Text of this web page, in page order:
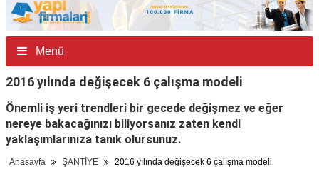
Menü
2016 yılında değişecek 6 çalışma modeli
Önemli iş yeri trendleri bir gecede değişmez ve eğer
nereye bakacağınızı biliyorsanız zaten kendi
yaklaşımlarınıza tanık olursunuz.
Anasayfa ŞANTİYE 2016 yılında değişecek 6 çalışma modeli